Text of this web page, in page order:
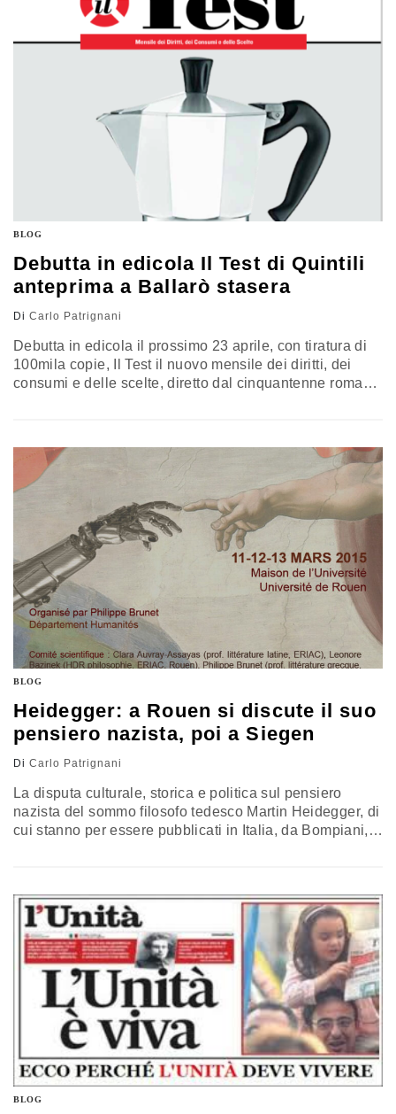
appassionò l'intellettuale francese Gilles Martinet tanto
che ne fece l'oggetto principale del…
BLOG
Debutta in edicola Il Test di Quintili
anteprima a Ballarò stasera
Di Carlo Patrignani
Debutta in edicola il prossimo 23 aprile, con tiratura di
100mila copie, Il Test il nuovo mensile dei diritti, dei
consumi e delle scelte, diretto dal cinquantenne romano
show di Massimo Giannini, dal tema: Tra…
BLOG
Heidegger: a Rouen si discute il suo
pensiero nazista, poi a Siegen
Di Carlo Patrignani
La disputa culturale, storica e politica sul pensiero
nazista del sommo filosofo tedesco Martin Heidegger, di
cui stanno per essere pubblicati in Italia, da Bompiani, i
Observateur, Le Figaro. E' adesso la volta di una sede
universitaria,…
BLOG